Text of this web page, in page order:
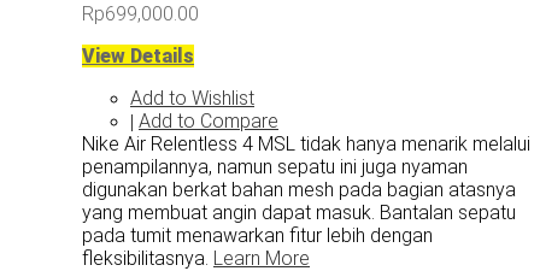
Rp699,000.00
View Details
Add to Wishlist
| Add to Compare
Nike Air Relentless 4 MSL tidak hanya menarik melalui
penampilannya, namun sepatu ini juga nyaman
digunakan berkat bahan mesh pada bagian atasnya
yang membuat angin dapat masuk. Bantalan sepatu
pada tumit menawarkan fitur lebih dengan
fleksibilitasnya. Learn More